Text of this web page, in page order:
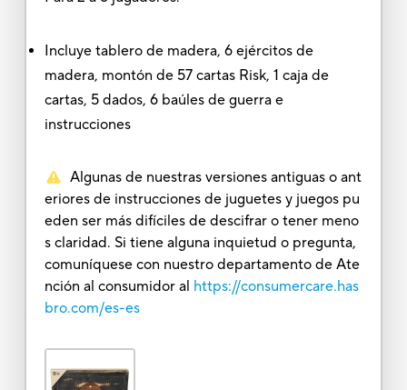
Incluye tablero de madera, 6 ejércitos de
madera, montón de 57 cartas Risk, 1 caja de
cartas, 5 dados, 6 baúles de guerra e
instrucciones
Algunas de nuestras versiones antiguas o ant
eriores de instrucciones de juguetes y juegos pu
eden ser más difíciles de descifrar o tener meno
s claridad. Si tiene alguna inquietud o pregunta,
comuníquese con nuestro departamento de Ate
nción al consumidor al https://consumercare.has
bro.com/es-es